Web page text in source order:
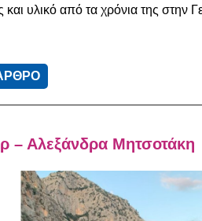
και υλικό από τα χρόνια της στην
– Αλεξάνδρα Μητσοτάκη